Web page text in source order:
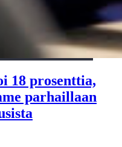
18 prosenttia,
parhaillaan